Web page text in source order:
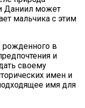
Даниил может
мальчика с этим
рожденного в
и
своему
имен и
имя для